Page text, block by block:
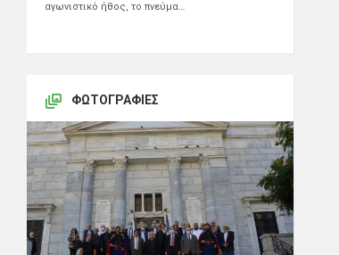
αγωνιστικό ήθος, το πνεύμα…
ΦΩΤΟΓΡΑΦΊΕΣ